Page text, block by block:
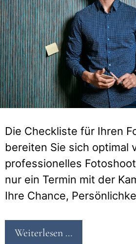
Die Checkliste für Ihren
bereiten Sie sich optimal
professionelles
nur ein Termin mit der
Ihre Chance,
Weiterlesen …